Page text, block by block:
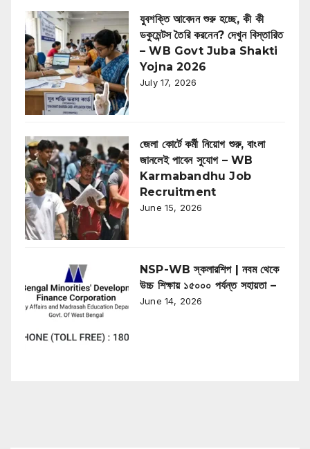
যুবশক্তি আবেদন শুরু হচ্ছে, কী কী
ডকুমেন্টস তৈরি করনেন? দেখুন বিস্তারিত
– WB Govt Juba Shakti
Yojna 2026
July 17, 2026
জেলা কোর্টে কর্মী নিয়োগ শুরু, বাংলা
জানলেই পাবেন সুযোগ – WB
Karmabandhu Job
Recruitment
June 15, 2026
NSP-WB স্কলারশিপ | নবম থেকে
উচ্চ শিক্ষায় ১৫০০০ পর্যন্ত সহায়তা –
June 14, 2026